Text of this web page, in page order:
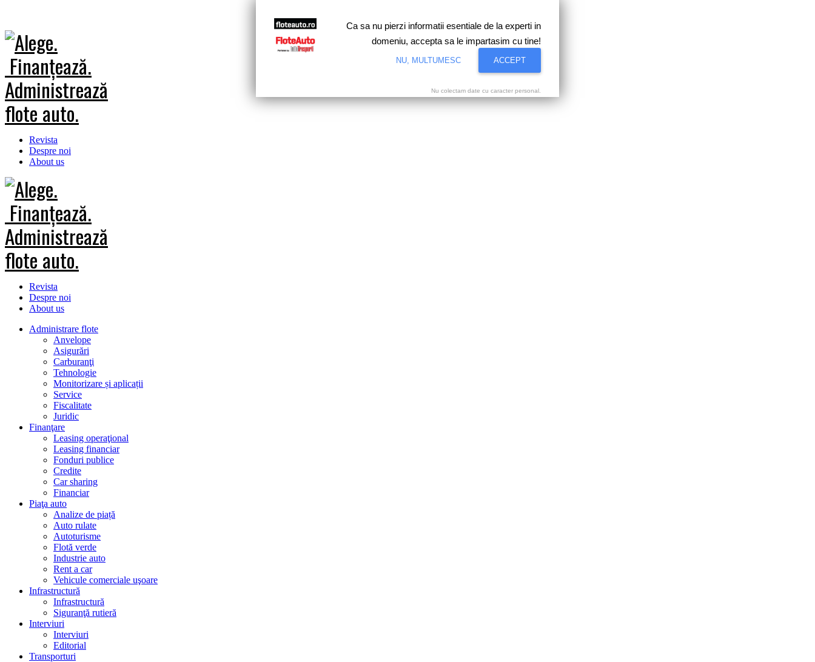
Revista
Despre noi
About us
Revista
Despre noi
About us
Administrare flote
Anvelope
Asigurări
Carburanţi
Tehnologie
Monitorizare și aplicații
Service
Fiscalitate
Juridic
Finanţare
Leasing operaţional
Leasing financiar
Fonduri publice
Credite
Car sharing
Financiar
Piaţa auto
Analize de piață
Auto rulate
Autoturisme
Flotă verde
Industrie auto
Rent a car
Vehicule comerciale uşoare
Infrastructură
Infrastructură
Siguranţă rutieră
Interviuri
Interviuri
Editorial
Transporturi
Ca sa nu pierzi informatii esentiale de la experti in
domeniu, accepta sa le impartasim cu tine!
NU, MULTUMESC ACCEPT
Nu colectam date cu caracter personal.